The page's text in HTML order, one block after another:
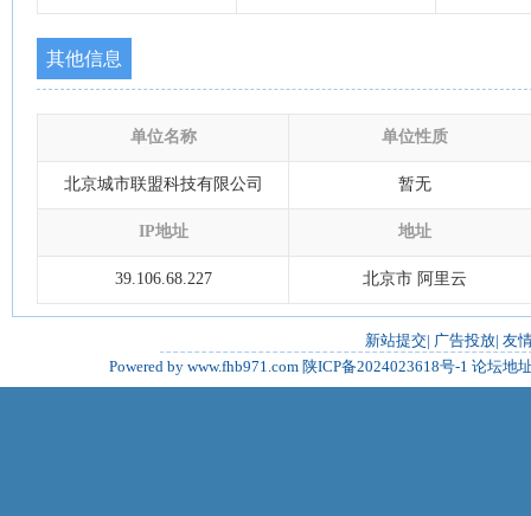
其他信息
单位名称 单位性质
北京城市联盟科技有限公司 暂无
IP地址 地址
39.106.68.227 北京市 阿里云
新站提交| 广告投放| 友
Powered by www.fhb971.com 陕ICP备2024023618号-1 论坛地